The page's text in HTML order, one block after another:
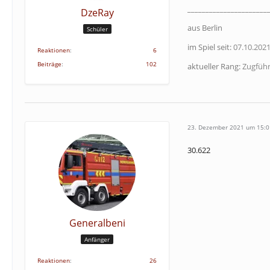
DzeRay
Schüler
Reaktionen
6
Beiträge
102
aus Berlin
im Spiel seit:07.10.2021
aktueller Rang:
Generalbeni
Anfänger
Reaktionen 26
23. Dezember 2021 um
30.622